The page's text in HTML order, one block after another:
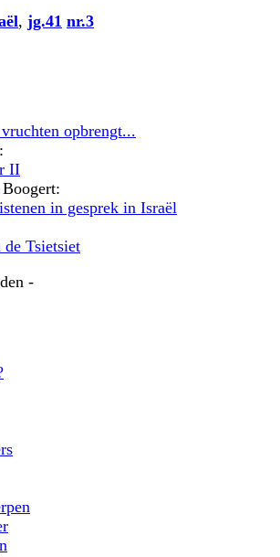
, jg.41 nr.3
opbrengt...
II
in gesprek in Israël
Tsietsiet
-